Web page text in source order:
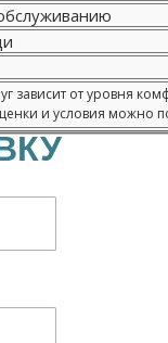
зависит от уровня
и условия можно